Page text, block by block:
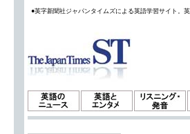
●英字新聞社ジャパンタイムズによる英語学習サイト。